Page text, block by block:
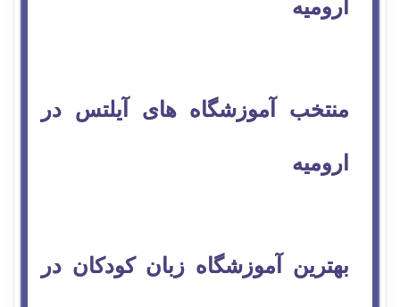
ارومیه
منتخب آموزشگاه های آیلتس در
ارومیه
بهترین آموزشگاه زبان کودکان در